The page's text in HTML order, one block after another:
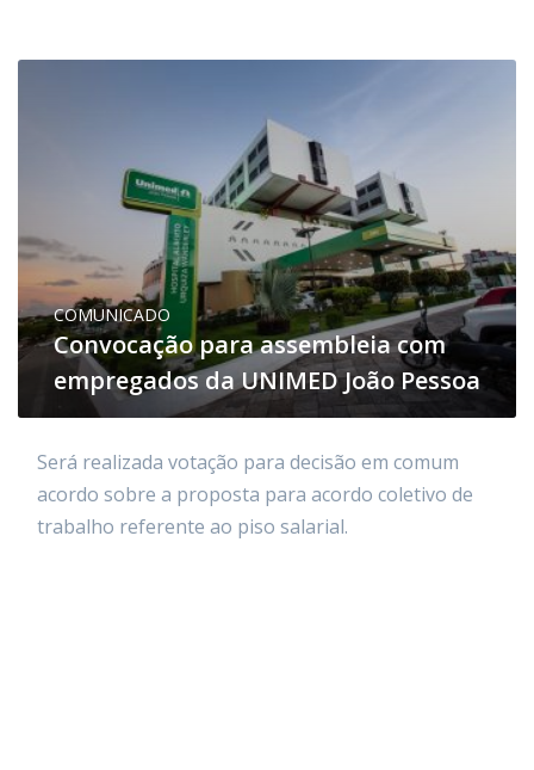
COMUNICADO
Convocação para assembleia com
empregados da UNIMED João Pessoa
Será realizada votação para decisão em comum
acordo sobre a proposta para acordo coletivo de
trabalho referente ao piso salarial.